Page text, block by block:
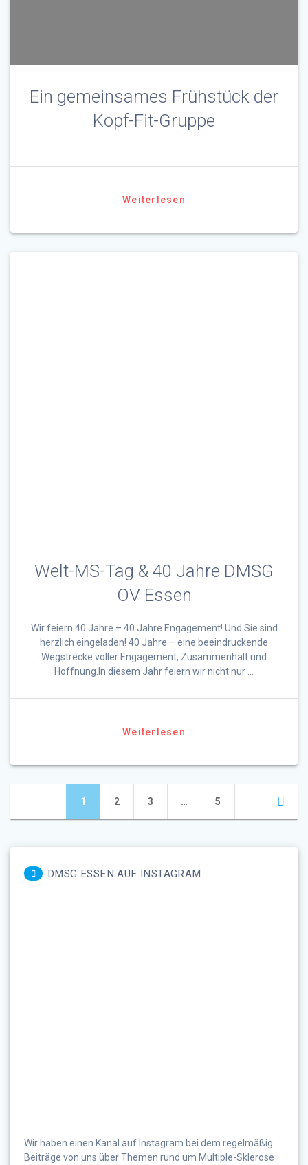
Ein gemeinsames Frühstück der
Kopf-Fit-Gruppe
Weiterlesen
Welt-MS-Tag & 40 Jahre DMSG
OV Essen
Wir feiern 40 Jahre – 40 Jahre Engagement! Und Sie sind
herzlich eingeladen! 40 Jahre – eine beeindruckende
Wegstrecke voller Engagement, Zusammenhalt und
Hoffnung.In diesem Jahr feiern wir nicht nur …
Weiterlesen
navigation
Seite
1 Seite
2 Seite
3 … Seite
5
DMSG ESSEN AUF INSTAGRAM
Wir haben einen Kanal auf Instagram bei dem regelmäßig
Beiträge von uns über Themen rund um Multiple-Sklerose